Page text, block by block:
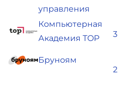
управления
Компьютерная
Академия TOP
3
Бруноям
2